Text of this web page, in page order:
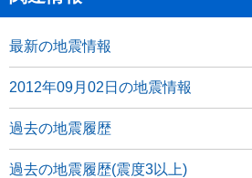
最新の地震情報
2012年09月02日の地震情報
過去の地震履歴
過去の地震履歴(震度3以上)